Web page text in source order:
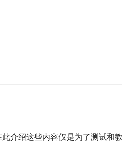
介绍这些内容仅是为了测试和教